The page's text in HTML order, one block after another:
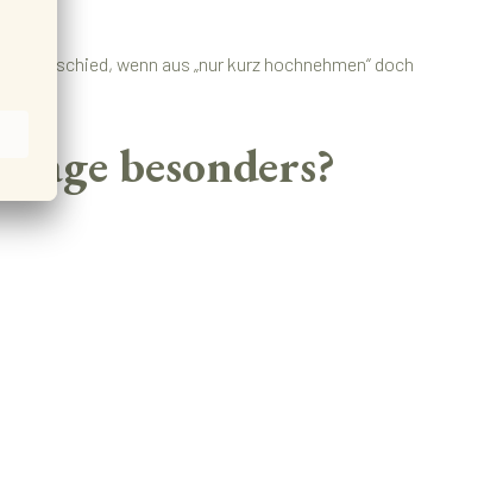
wenn aus „nur kurz hochnehmen“ doch
besonders?